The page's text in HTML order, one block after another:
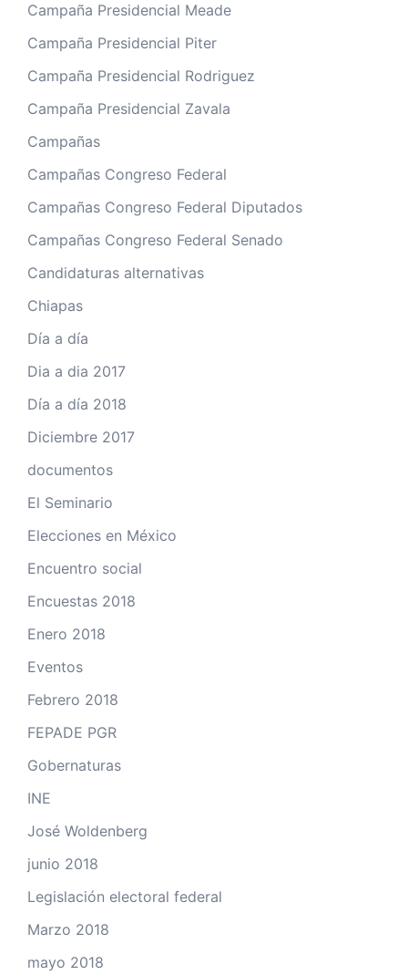
Campaña Presidencial Meade
Campaña Presidencial Piter
Campaña Presidencial Rodriguez
Campaña Presidencial Zavala
Campañas
Campañas Congreso Federal
Campañas Congreso Federal Diputados
Campañas Congreso Federal Senado
Candidaturas alternativas
Chiapas
Día a día
Dia a dia 2017
Día a día 2018
Diciembre 2017
documentos
El Seminario
Elecciones en México
Encuentro social
Encuestas 2018
Enero 2018
Eventos
Febrero 2018
FEPADE PGR
Gobernaturas
INE
José Woldenberg
junio 2018
Legislación electoral federal
Marzo 2018
mayo 2018